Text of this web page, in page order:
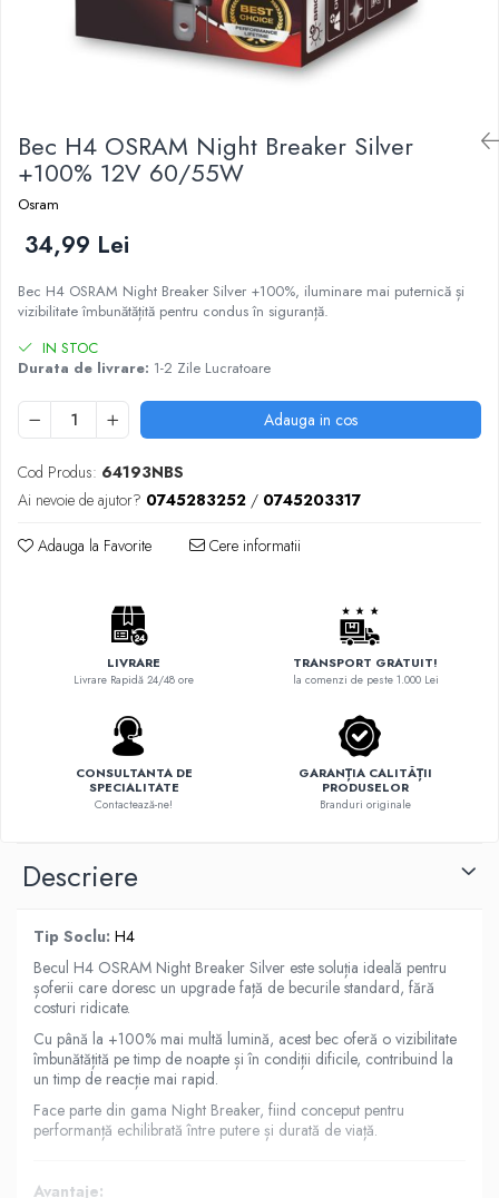
Bec H4 OSRAM Night Breaker Silver
+100% 12V 60/55W
Osram
34,99 Lei
Bec H4 OSRAM Night Breaker Silver +100%, iluminare mai puternică și
vizibilitate îmbunătățită pentru condus în siguranță.
IN STOC
Durata de livrare: 1-2 Zile Lucratoare
Adauga in cos
Cod Produs: 64193NBS
Ai nevoie de ajutor? 0745283252 / 0745203317
Adauga la Favorite Cere informatii
LIVRARE
Livrare Rapidă 24/48 ore
TRANSPORT GRATUIT!
la comenzi de peste 1.000 Lei
CONSULTANTA DE
SPECIALITATE
Contactează-ne!
GARANȚIA CALITĂȚII
PRODUSELOR
Branduri originale
Descriere
Tip Soclu: H4
Becul H4 OSRAM Night Breaker Silver este soluția ideală pentru
șoferii care doresc un upgrade față de becurile standard, fără
costuri ridicate.
Cu până la +100% mai multă lumină, acest bec oferă o vizibilitate
îmbunătățită pe timp de noapte și în condiții dificile, contribuind la
un timp de reacție mai rapid.
Face parte din gama Night Breaker, fiind conceput pentru
performanță echilibrată între putere și durată de viață.
Avantaje: